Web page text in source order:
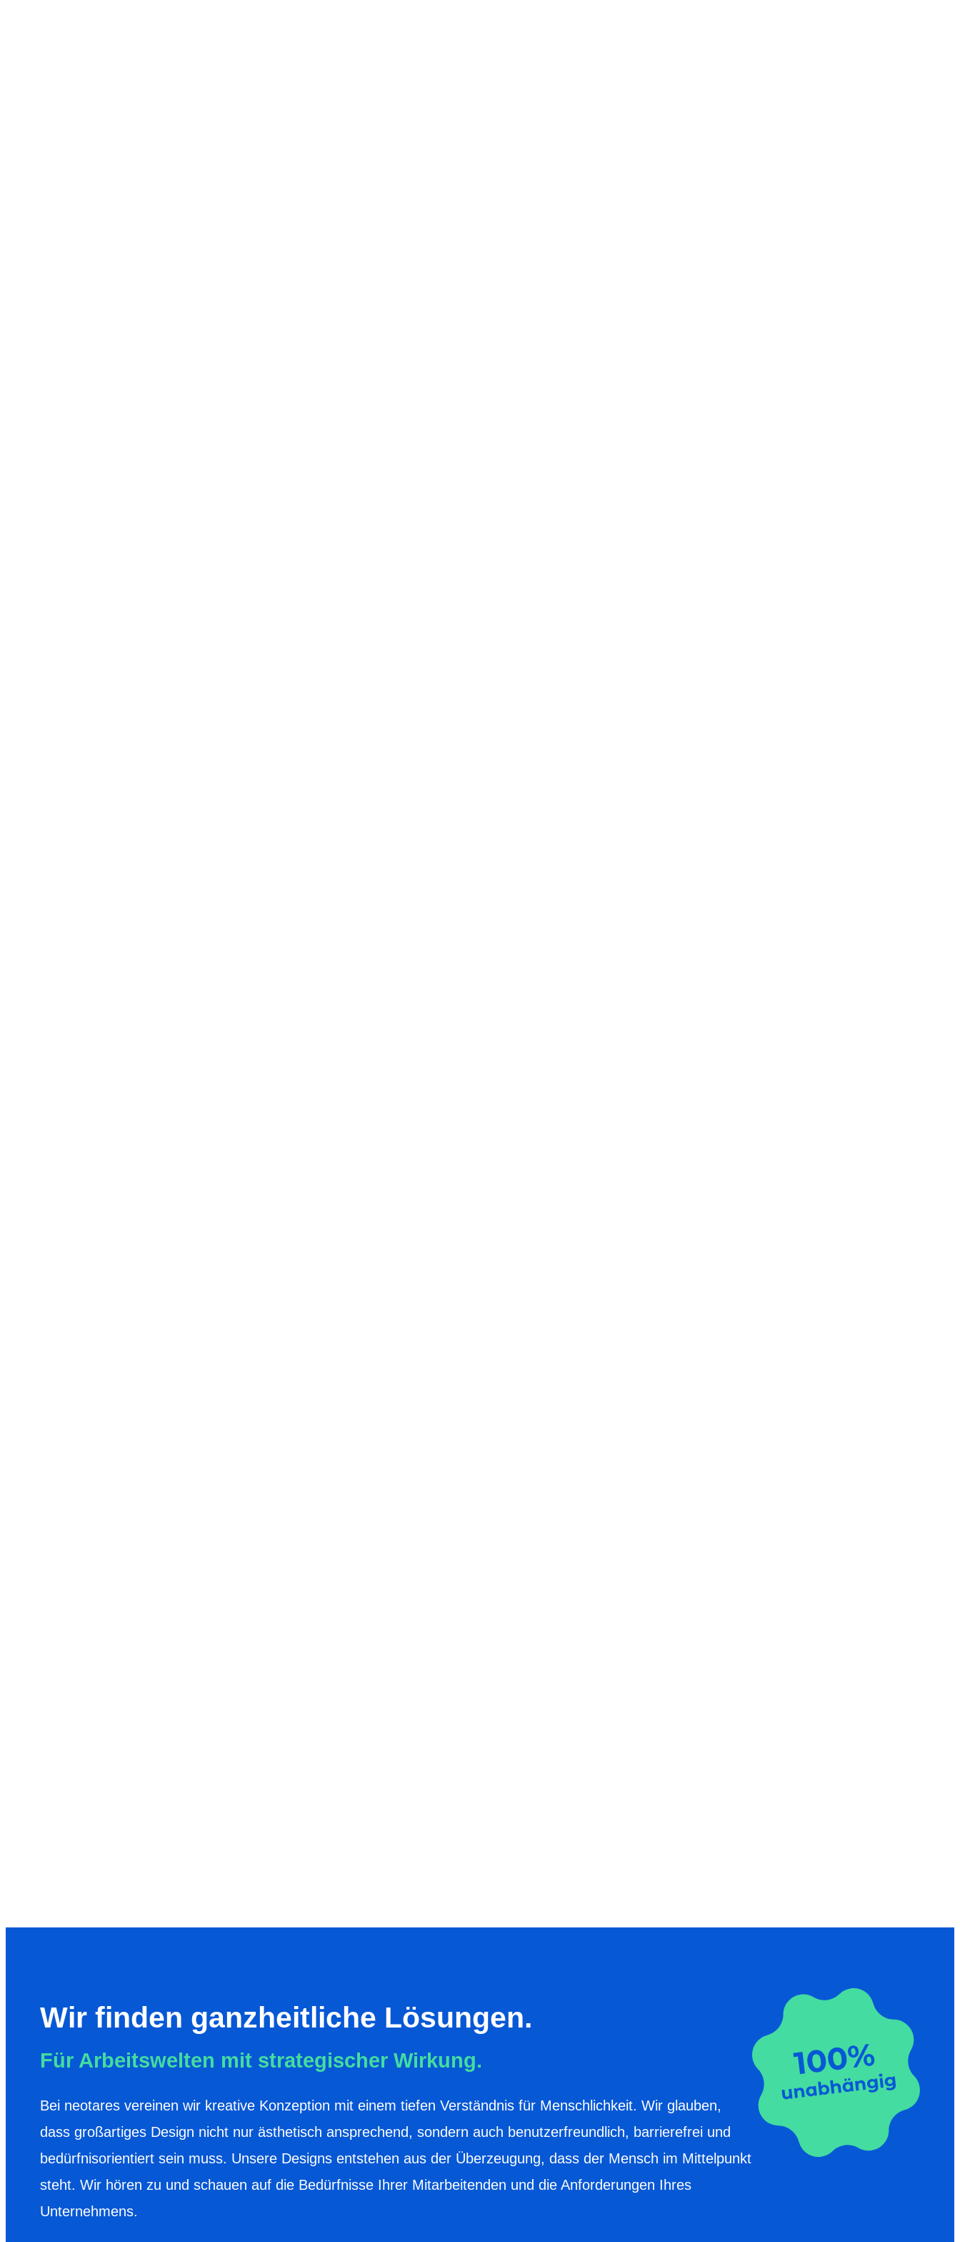
Wir finden ganzheitliche Lösungen.
Für Arbeitswelten mit strategischer Wirkung.
Bei neotares vereinen wir kreative Konzeption mit einem tiefen Verständnis für Menschlichkeit. Wir glauben,
dass großartiges Design nicht nur ästhetisch ansprechend, sondern auch benutzerfreundlich, barrierefrei und
bedürfnisorientiert sein muss. Unsere Designs entstehen aus der Überzeugung, dass der Mensch im Mittelpunkt
steht. Wir hören zu und schauen auf die Bedürfnisse Ihrer Mitarbeitenden und die Anforderungen Ihres
Unternehmens.